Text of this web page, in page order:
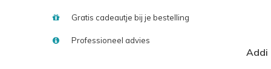
Gratis cadeautje bij je bestelling
Professioneel advies
Addi